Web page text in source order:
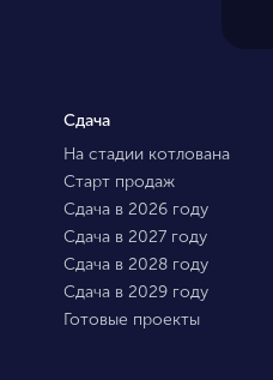
Сдача
На стадии котлована
Старт продаж
Сдача в 2026 году
Сдача в 2027 году
Сдача в 2028 году
Сдача в 2029 году
Готовые проекты